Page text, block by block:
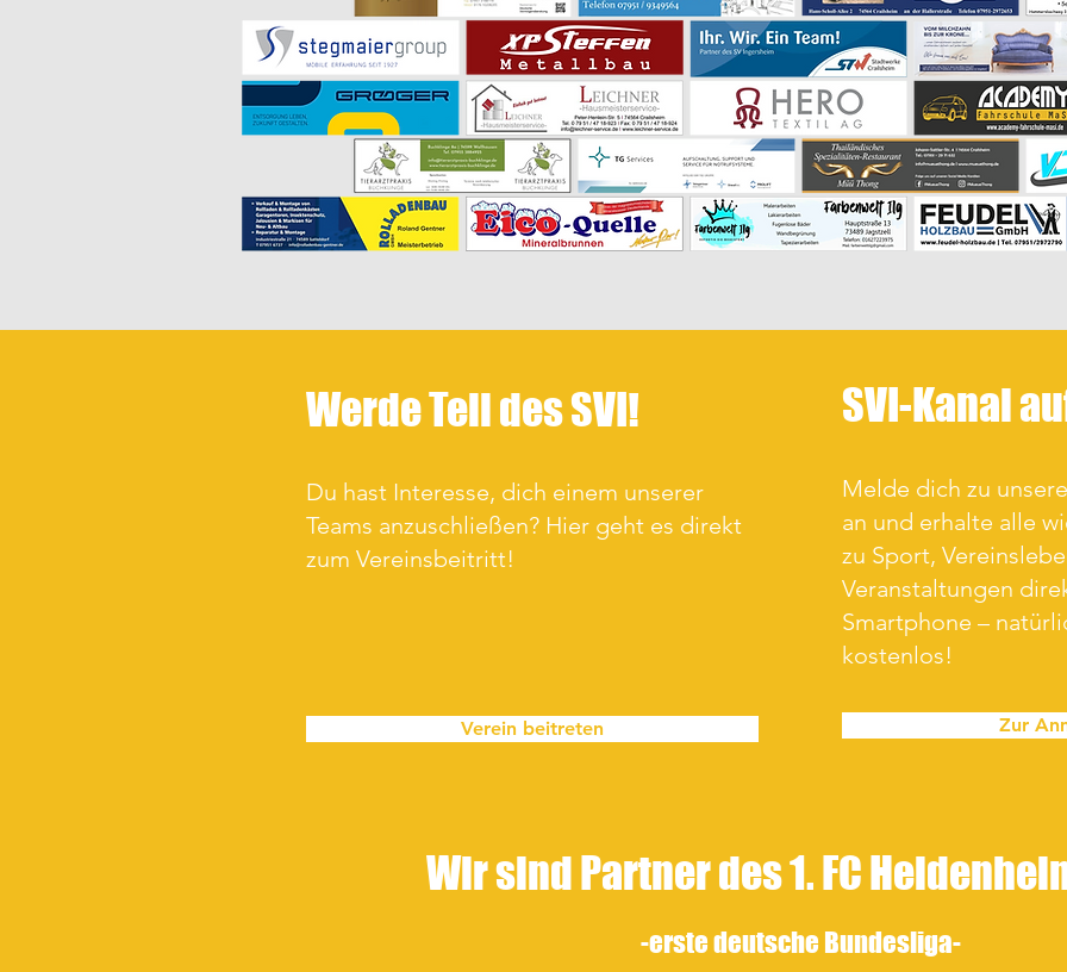
Werde Teil des SVI!
Du hast Interesse, dich einem unserer
Teams anzuschließen? Hier geht es direkt
zum Vereinsbeitritt!
SVI-Kanal
Melde dich zu
an und erhalte alle
zu Sport,
Veranstaltungen
Smartphone –
kostenlos!
Verein beitreten Zur
Wir sind Partner des 1. FC
-erstedeutsche Bundesliga-